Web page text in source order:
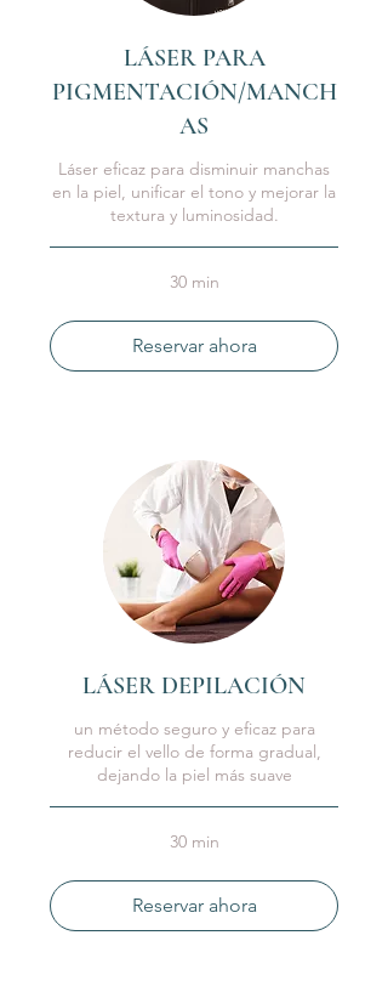
LÁSER PARA
PIGMENTACIÓN/MANCH
AS
Láser eficaz para disminuir manchas
en la piel, unificar el tono y mejorar la
textura y luminosidad.
30 min
Reservar ahora
LÁSER DEPILACIÓN
un método seguro y eficaz para
reducir el vello de forma gradual,
dejando la piel más suave
30 min
Reservar ahora